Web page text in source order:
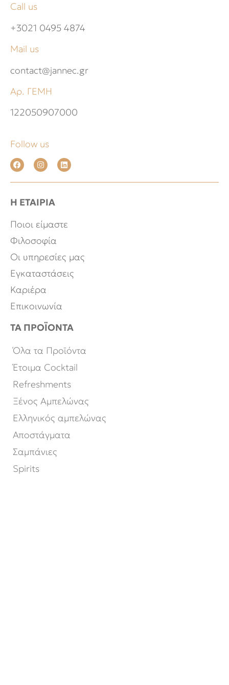
Call us
+3021 0495 4874
Mail us
contact@jannec.gr
Αρ. ΓΕΜΗ
122050907000
Follow us
Η ΕΤΑΙΡΙΑ
Ποιοι είμαστε
Φιλοσοφία
Οι υπηρεσίες μας
Εγκαταστάσεις
Καριέρα
Επικοινωνία
ΤΑ ΠΡΟΪΟΝΤΑ
Όλα τα Προϊόντα
Έτοιμα Cocktail
Refreshments
Ξένος Αμπελώνας
Ελληνικός αμπελώνας
Αποστάγματα
Σαμπάνιες
Spirits